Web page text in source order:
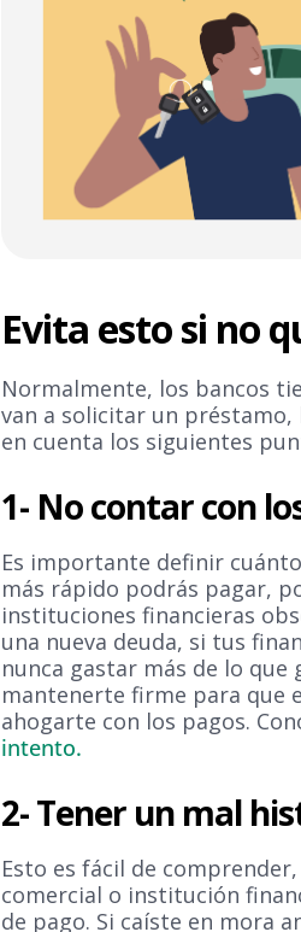
Evita esto si no
Normalmente, los bancos
van a solicitar un préstamo,
en cuenta los siguientes
1- No contar con
Es importante definir
más rápido podrás pagar,
instituciones financieras
una nueva deuda, si tus
nunca gastar más de lo
mantenerte firme para que
ahogarte con los pagos.
intento.
2- Tener un mal
Esto es fácil de
comercial o institución
de pago. Si caíste en mora